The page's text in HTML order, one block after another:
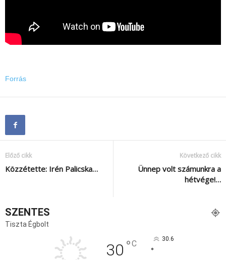
Forrás
Előző cikk
Közzétette: Irén Palicska…
Következő cikk
Ünnep volt számunkra a
hétvége!…
SZENTES
Tiszta Égbolt
30 °C 30.6
°